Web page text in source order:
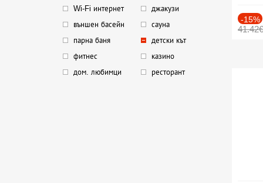
Wi-Fi интернет
джакузи
външен басейн
сауна
парна баня
детски кът
фитнес
казино
дом. любимци
ресторант
-15%
41.42€